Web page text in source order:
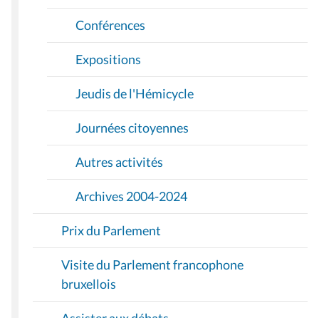
Conférences
Expositions
Jeudis de l'Hémicycle
Journées citoyennes
Autres activités
Archives 2004-2024
Prix du Parlement
Visite du Parlement francophone
bruxellois